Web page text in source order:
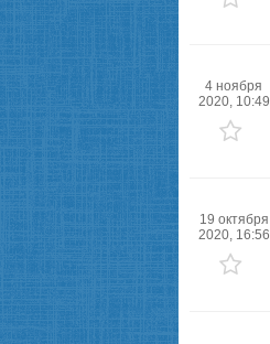
4 ноября
2020, 10:49
19 октября
2020, 16:56